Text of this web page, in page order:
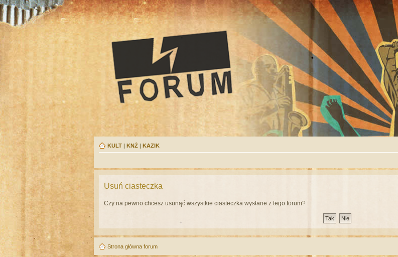
KULT | KNŻ | KAZIK
Usuń ciasteczka
Czy na pewno chcesz usunąć wszystkie ciasteczka wysłane z tego forum?
Strona główna forum